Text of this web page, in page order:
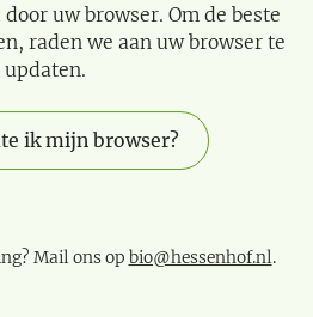
uw browser. Om de beste
raden we aan uw browser te
updaten.
ik mijn browser?
Mail ons op bio@hessenhof.nl.